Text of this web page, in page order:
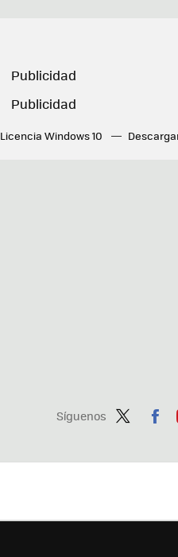
Licencia Windows 10
Síguenos
ter
ebo